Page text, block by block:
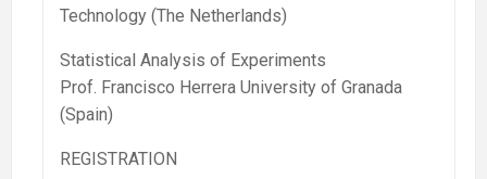
Technology (The Netherlands)
Statistical Analysis of Experiments
Prof. Francisco Herrera University of Granada
(Spain)
REGISTRATION